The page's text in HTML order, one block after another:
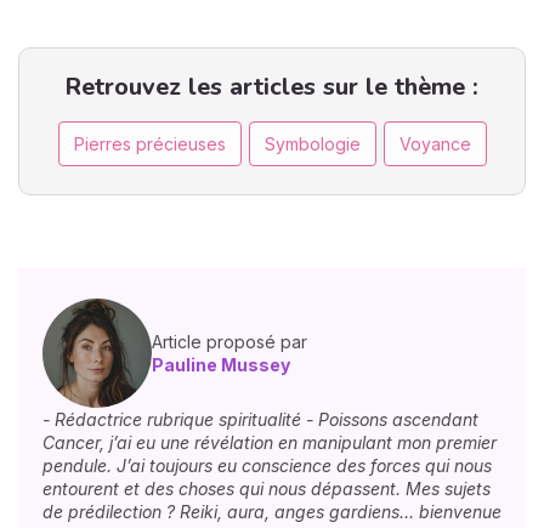
Retrouvez les articles sur le thème :
Pierres précieuses Symbologie Voyance
Article proposé par
Pauline Mussey
- Rédactrice rubrique spiritualité - Poissons ascendant
Cancer, j’ai eu une révélation en manipulant mon premier
pendule. J’ai toujours eu conscience des forces qui nous
entourent et des choses qui nous dépassent. Mes sujets
de prédilection ? Reiki, aura, anges gardiens… bienvenue